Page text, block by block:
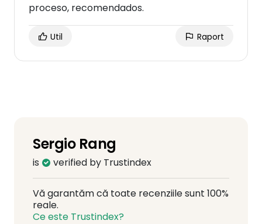
proceso, recomendados.
Util Raport
Sergio Rang
is verified by Trustindex
Vă garantăm că toate recenziile sunt 100%
reale.
Ce este Trustindex?